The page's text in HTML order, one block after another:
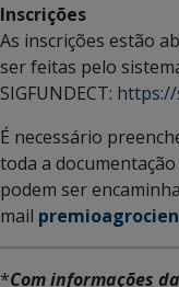
Inscrições
As inscrições estão
ser feitas pelo
SIGFUNDECT:
É necessário
toda a
podem ser
mail
*Com informações da